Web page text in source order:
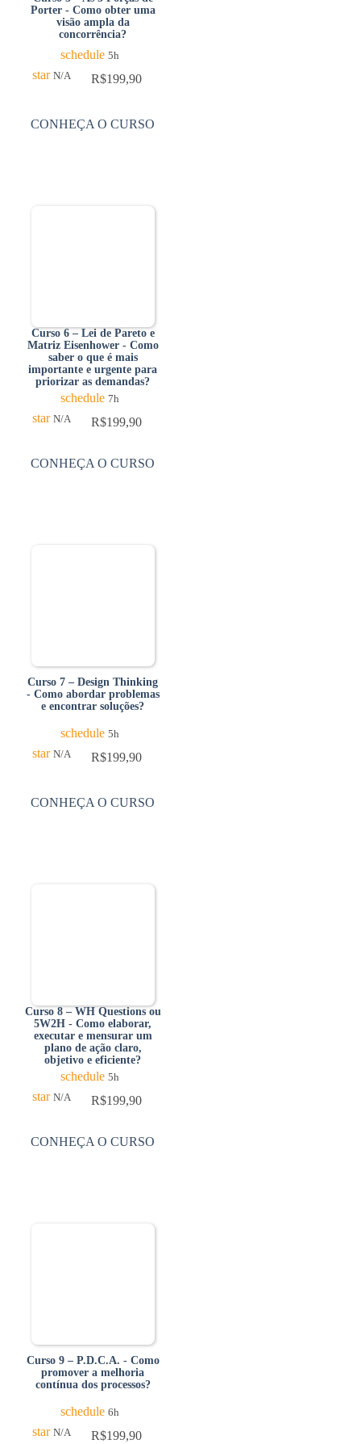
Porter - Como obter uma
visão ampla da
concorrência?
schedule 5h
star N/A R$199,90
CONHEÇA O CURSO
Curso 6 – Lei de Pareto e
Matriz Eisenhower - Como
saber o que é mais
importante e urgente para
priorizar as demandas?
schedule 7h
star N/A R$199,90
CONHEÇA O CURSO
Curso 7 – Design Thinking
- Como abordar problemas
e encontrar soluções?
schedule 5h
star N/A R$199,90
CONHEÇA O CURSO
Curso 8 – WH Questions ou
5W2H - Como elaborar,
executar e mensurar um
plano de ação claro,
objetivo e eficiente?
schedule 5h
star N/A R$199,90
CONHEÇA O CURSO
Curso 9 – P.D.C.A. - Como
promover a melhoria
contínua dos processos?
schedule 6h
star N/A R$199,90